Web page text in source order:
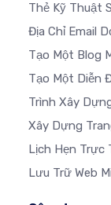
Thẻ Kỹ Thuật
Địa Chỉ Email
Tạo Một Blog
Tạo Một Diễn
Trình Xây
Xây Dựng
Lịch Hẹn Trực
Lưu Trữ Web